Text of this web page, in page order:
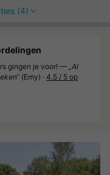
(4)
gingen je voor! — „Al
(Emy) · 4.5 / 5 op